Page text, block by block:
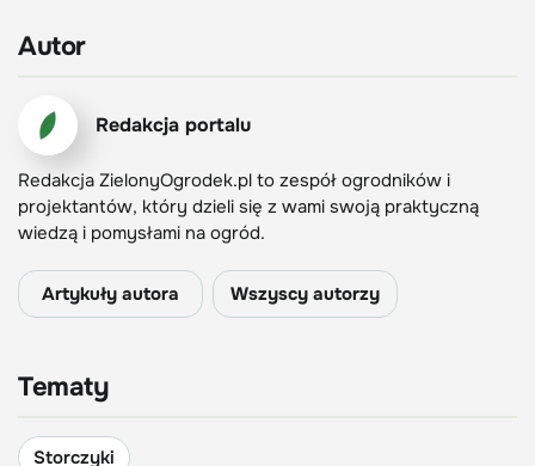
Autor
Redakcja portalu
Redakcja ZielonyOgrodek.pl to zespół ogrodników i
projektantów, który dzieli się z wami swoją praktyczną
wiedzą i pomysłami na ogród.
Artykuły autora Wszyscy autorzy
Tematy
Storczyki